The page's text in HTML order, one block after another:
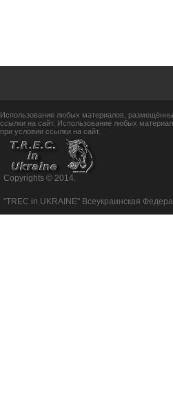
Использование любых материалов,
ссылки на сайт. Использование любых
при условии ссылки на сайт.
Copyrights © 2014.
"TREC in UKRAINE" Всеукраинская